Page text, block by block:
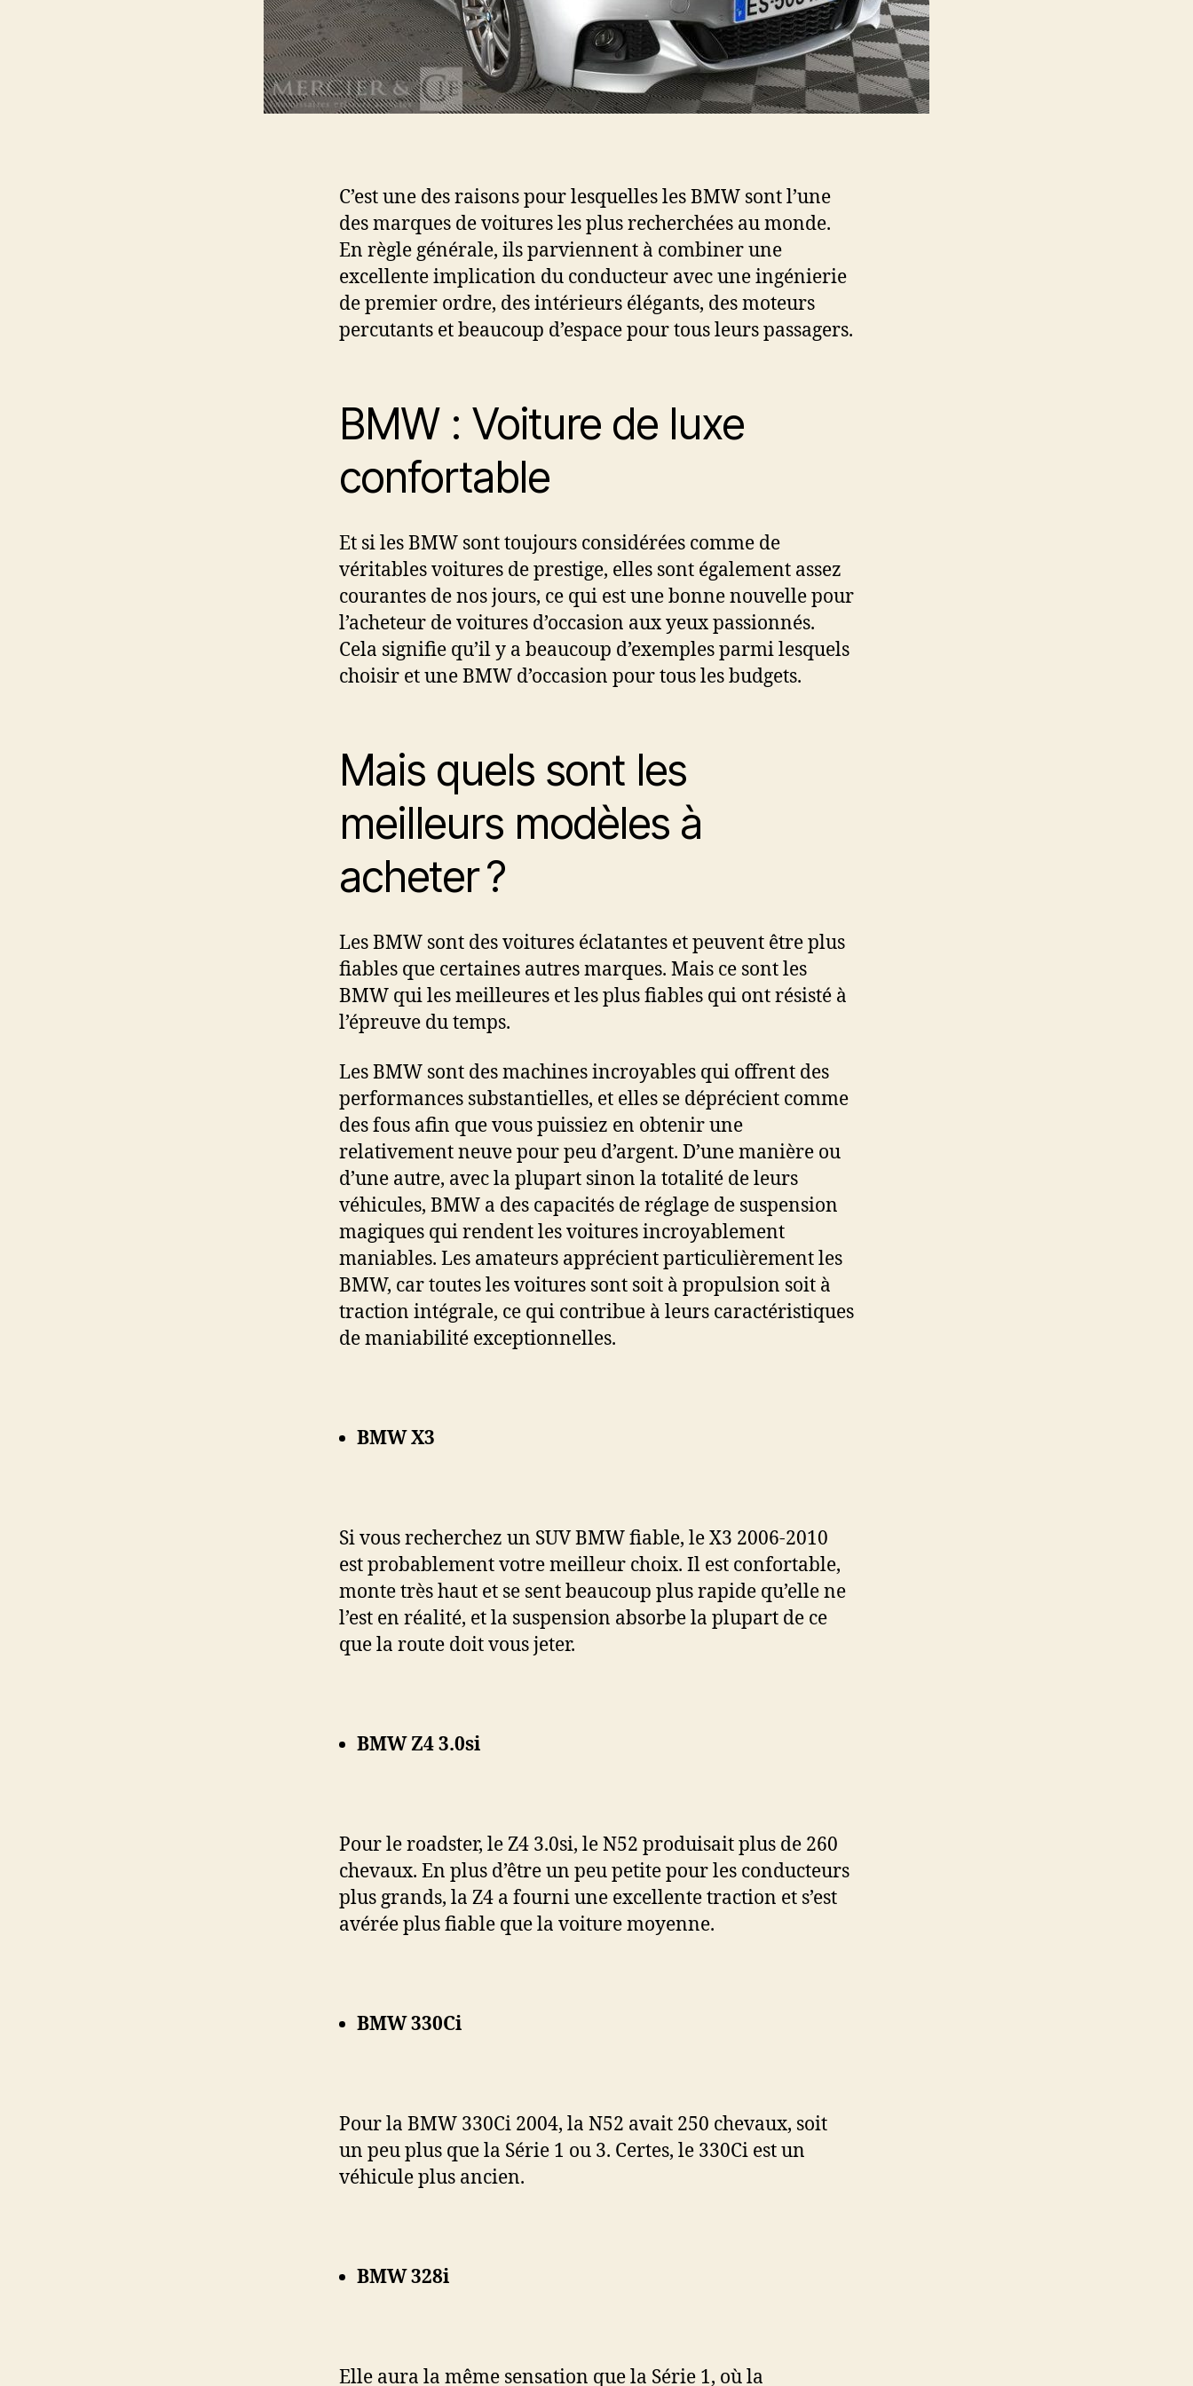
C’est une des raisons pour lesquelles les BMW sont l’une
des marques de voitures les plus recherchées au monde.
En règle générale, ils parviennent à combiner une
excellente implication du conducteur avec une ingénierie
de premier ordre, des intérieurs élégants, des moteurs
percutants et beaucoup d’espace pour tous leurs passagers.
BMW : Voiture de luxe
confortable
Et si les BMW sont toujours considérées comme de
véritables voitures de prestige, elles sont également assez
courantes de nos jours, ce qui est une bonne nouvelle pour
l’acheteur de voitures d’occasion aux yeux passionnés.
Cela signifie qu’il y a beaucoup d’exemples parmi lesquels
choisir et une BMW d’occasion pour tous les budgets.
Mais quels sont les
meilleurs modèles à
acheter ?
Les BMW sont des voitures éclatantes et peuvent être plus
fiables que certaines autres marques. Mais ce sont les
BMW qui les meilleures et les plus fiables qui ont résisté à
l’épreuve du temps.
Les BMW sont des machines incroyables qui offrent des
performances substantielles, et elles se déprécient comme
des fous afin que vous puissiez en obtenir une
relativement neuve pour peu d’argent. D’une manière ou
d’une autre, avec la plupart sinon la totalité de leurs
véhicules, BMW a des capacités de réglage de suspension
magiques qui rendent les voitures incroyablement
maniables. Les amateurs apprécient particulièrement les
BMW, car toutes les voitures sont soit à propulsion soit à
traction intégrale, ce qui contribue à leurs caractéristiques
de maniabilité exceptionnelles.
BMW X3
Si vous recherchez un SUV BMW fiable, le X3 2006-2010
est probablement votre meilleur choix. Il est confortable,
monte très haut et se sent beaucoup plus rapide qu’elle ne
l’est en réalité, et la suspension absorbe la plupart de ce
que la route doit vous jeter.
BMW Z4 3.0si
Pour le roadster, le Z4 3.0si, le N52 produisait plus de 260
chevaux. En plus d’être un peu petite pour les conducteurs
plus grands, la Z4 a fourni une excellente traction et s’est
avérée plus fiable que la voiture moyenne.
BMW 330Ci
Pour la BMW 330Ci 2004, la N52 avait 250 chevaux, soit
un peu plus que la Série 1 ou 3. Certes, le 330Ci est un
véhicule plus ancien.
BMW 328i
Elle aura la même sensation que la Série 1, où la